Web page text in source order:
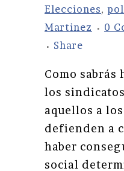
Elecciones,
Martinez
0
Share
Como sabrás
los
aquellos a
defienden a
haber
social